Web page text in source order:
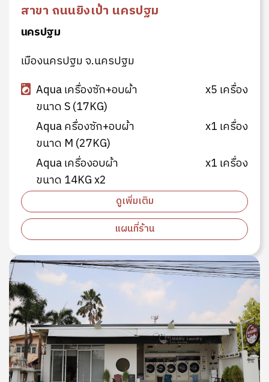
สาขา ถนนยิงเป้า นครปฐม
นครปฐม
เมืองนครปฐม จ.นครปฐม
Aqua เครื่องซัก+อบผ้า
ขนาด S (17KG)
x5 เครื่อง
Aqua ครื่องซัก+อบผ้า
ขนาด M (27KG)
x1 เครื่อง
Aqua เครื่องอบผ้า
ขนาด 14KG x2
x1 เครื่อง
ดูเพิ่มเติม
แผนที่ร้าน